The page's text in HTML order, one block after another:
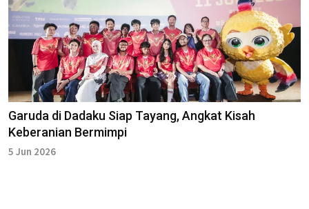
Garuda di Dadaku Siap Tayang, Angkat Kisah
Keberanian Bermimpi
5 Jun 2026